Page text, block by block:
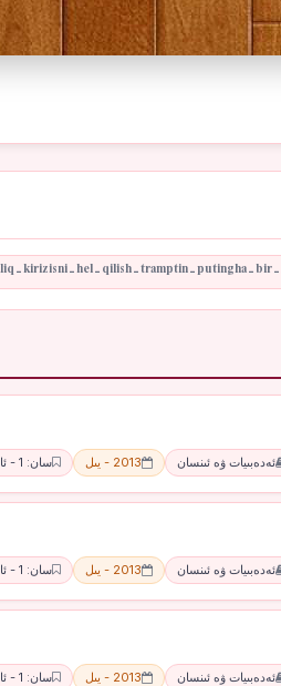
ئەدەبىيات ۋە ئىنسان 2013 - يىل سان: 1 - ئاي
ئەدەبىيات ۋە ئىنسان 2013 - يىل سان: 1 - ئاي
ئەدەبىيات ۋە ئىنسان 2013 - يىل سان: 1 - ئاي